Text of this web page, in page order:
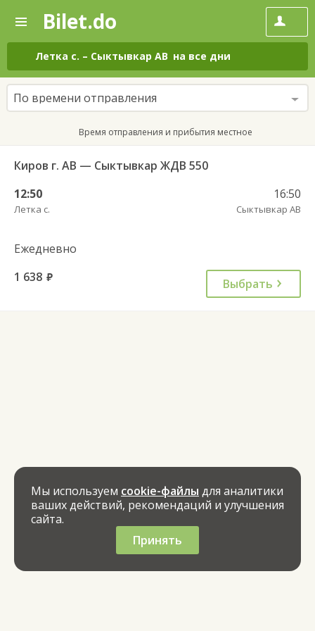
—
Поиск
и
покупка
билетов
на
автобус
онлайн
Bilet.do
Летка с. – Сыктывкар АВ на все дни
По времени отправления
Время отправления и прибытия местное
Киров г. АВ — Сыктывкар ЖДВ 550
12:50
Летка с.
16:50
Сыктывкар АВ
Ежедневно
1 638 руб. Выбрать
Мы используем cookie-файлы для аналитики
ваших действий, рекомендаций и улучшения
сайта.
Принять